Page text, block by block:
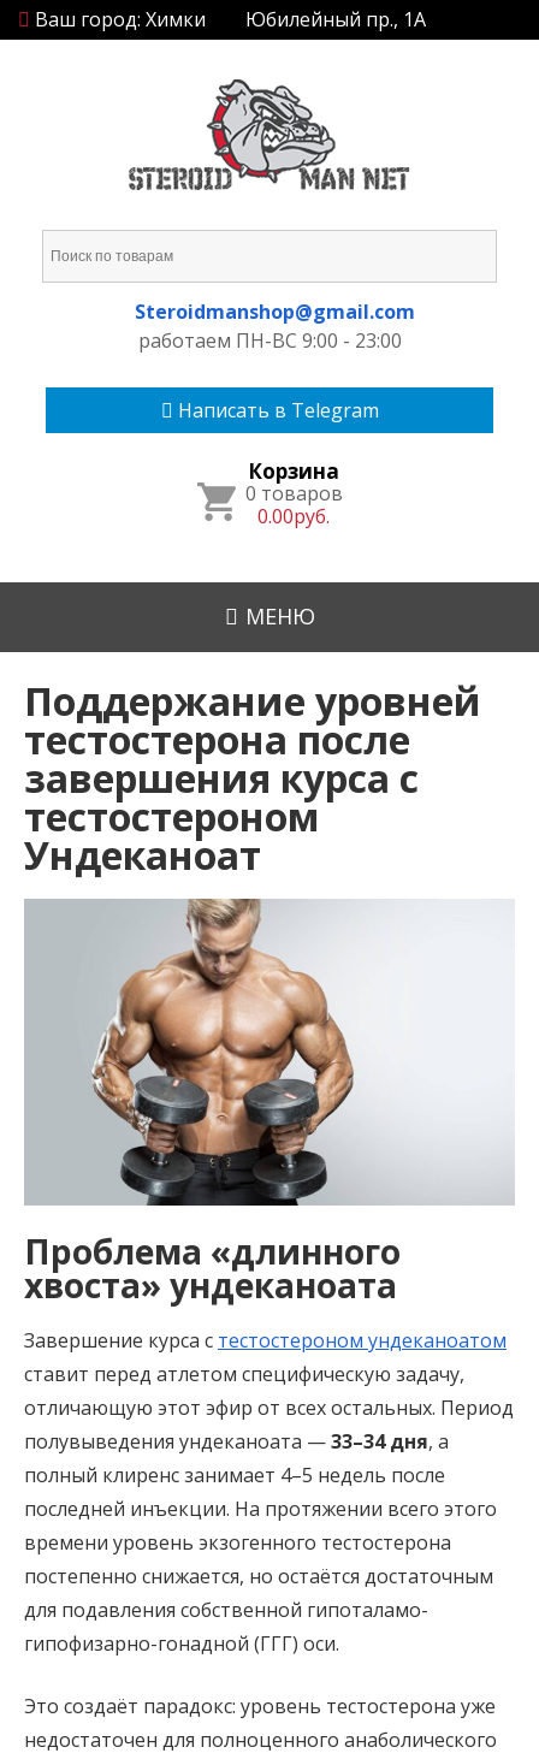
Ваш город: Химки Юбилейный пр., 1А
Steroidmanshop@gmail.com
работаем ПН-ВС 9:00 - 23:00
Написать в Telegram
Корзина
0 товаров
0.00руб.
МЕНЮ
Поддержание уровней
тестостерона после
завершения курса с
тестостероном
Ундеканоат
Проблема «длинного
хвоста» ундеканоата
Завершение курса с тестостероном ундеканоатом
ставит перед атлетом специфическую задачу,
отличающую этот эфир от всех остальных. Период
полувыведения ундеканоата —33–34 дня, а
полный клиренс занимает 4–5 недель после
последней инъекции. На протяжении всего этого
времени уровень экзогенного тестостерона
постепенно снижается, но остаётся достаточным
для подавления собственной гипоталамо-
гипофизарно-гонадной (ГГГ) оси.
Это создаёт парадокс: уровень тестостерона уже
недостаточен для полноценного анаболического